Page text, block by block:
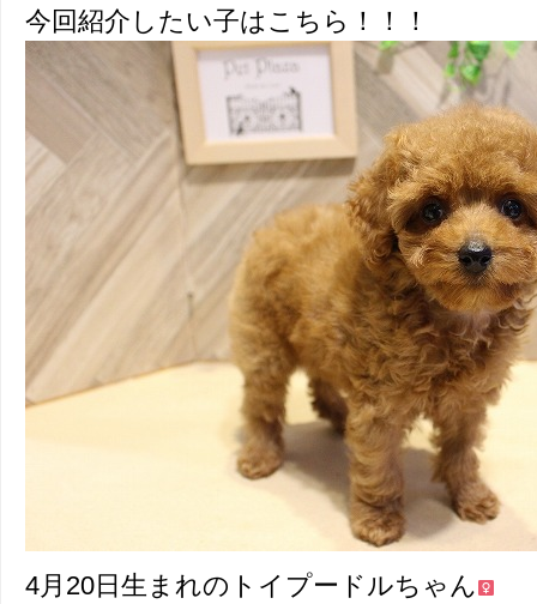
今回紹介したい子はこちら！！！
4月20日生まれのトイプードルちゃん